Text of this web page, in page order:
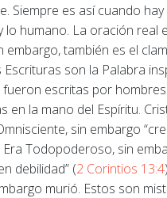
Siempre es así cuando
lo humano. La oración real
embargo, también es el
Escrituras son la Palabra
escritas por
en la mano del Espíritu.
sin embargo
Era Todopoderoso, sin
debilidad” (2 Corintios 13:4
murió. Estos son